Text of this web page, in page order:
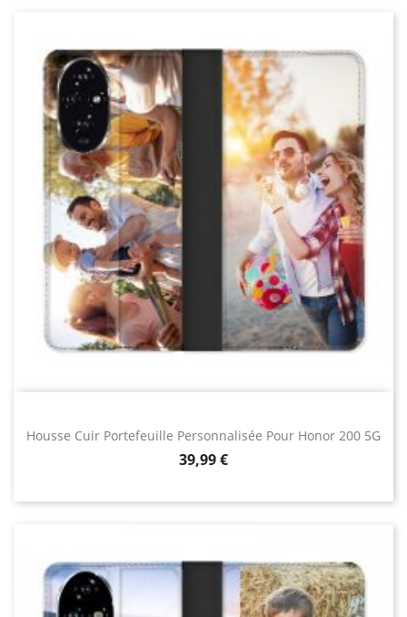
Housse Cuir Portefeuille Personnalisée Pour Honor 200 5G
Prix
39,99 €